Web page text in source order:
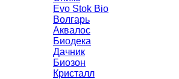
Evo Stok Bio
Волгарь
Аквалос
Биодека
Дачник
Биозон
Кристалл